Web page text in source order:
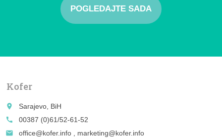
POGLEDAJTE SADA
Kofer
place
Sarajevo, BiH
call
00387 (0)61/52-61-52
email
office@kofer.info , marketing@kofer.info